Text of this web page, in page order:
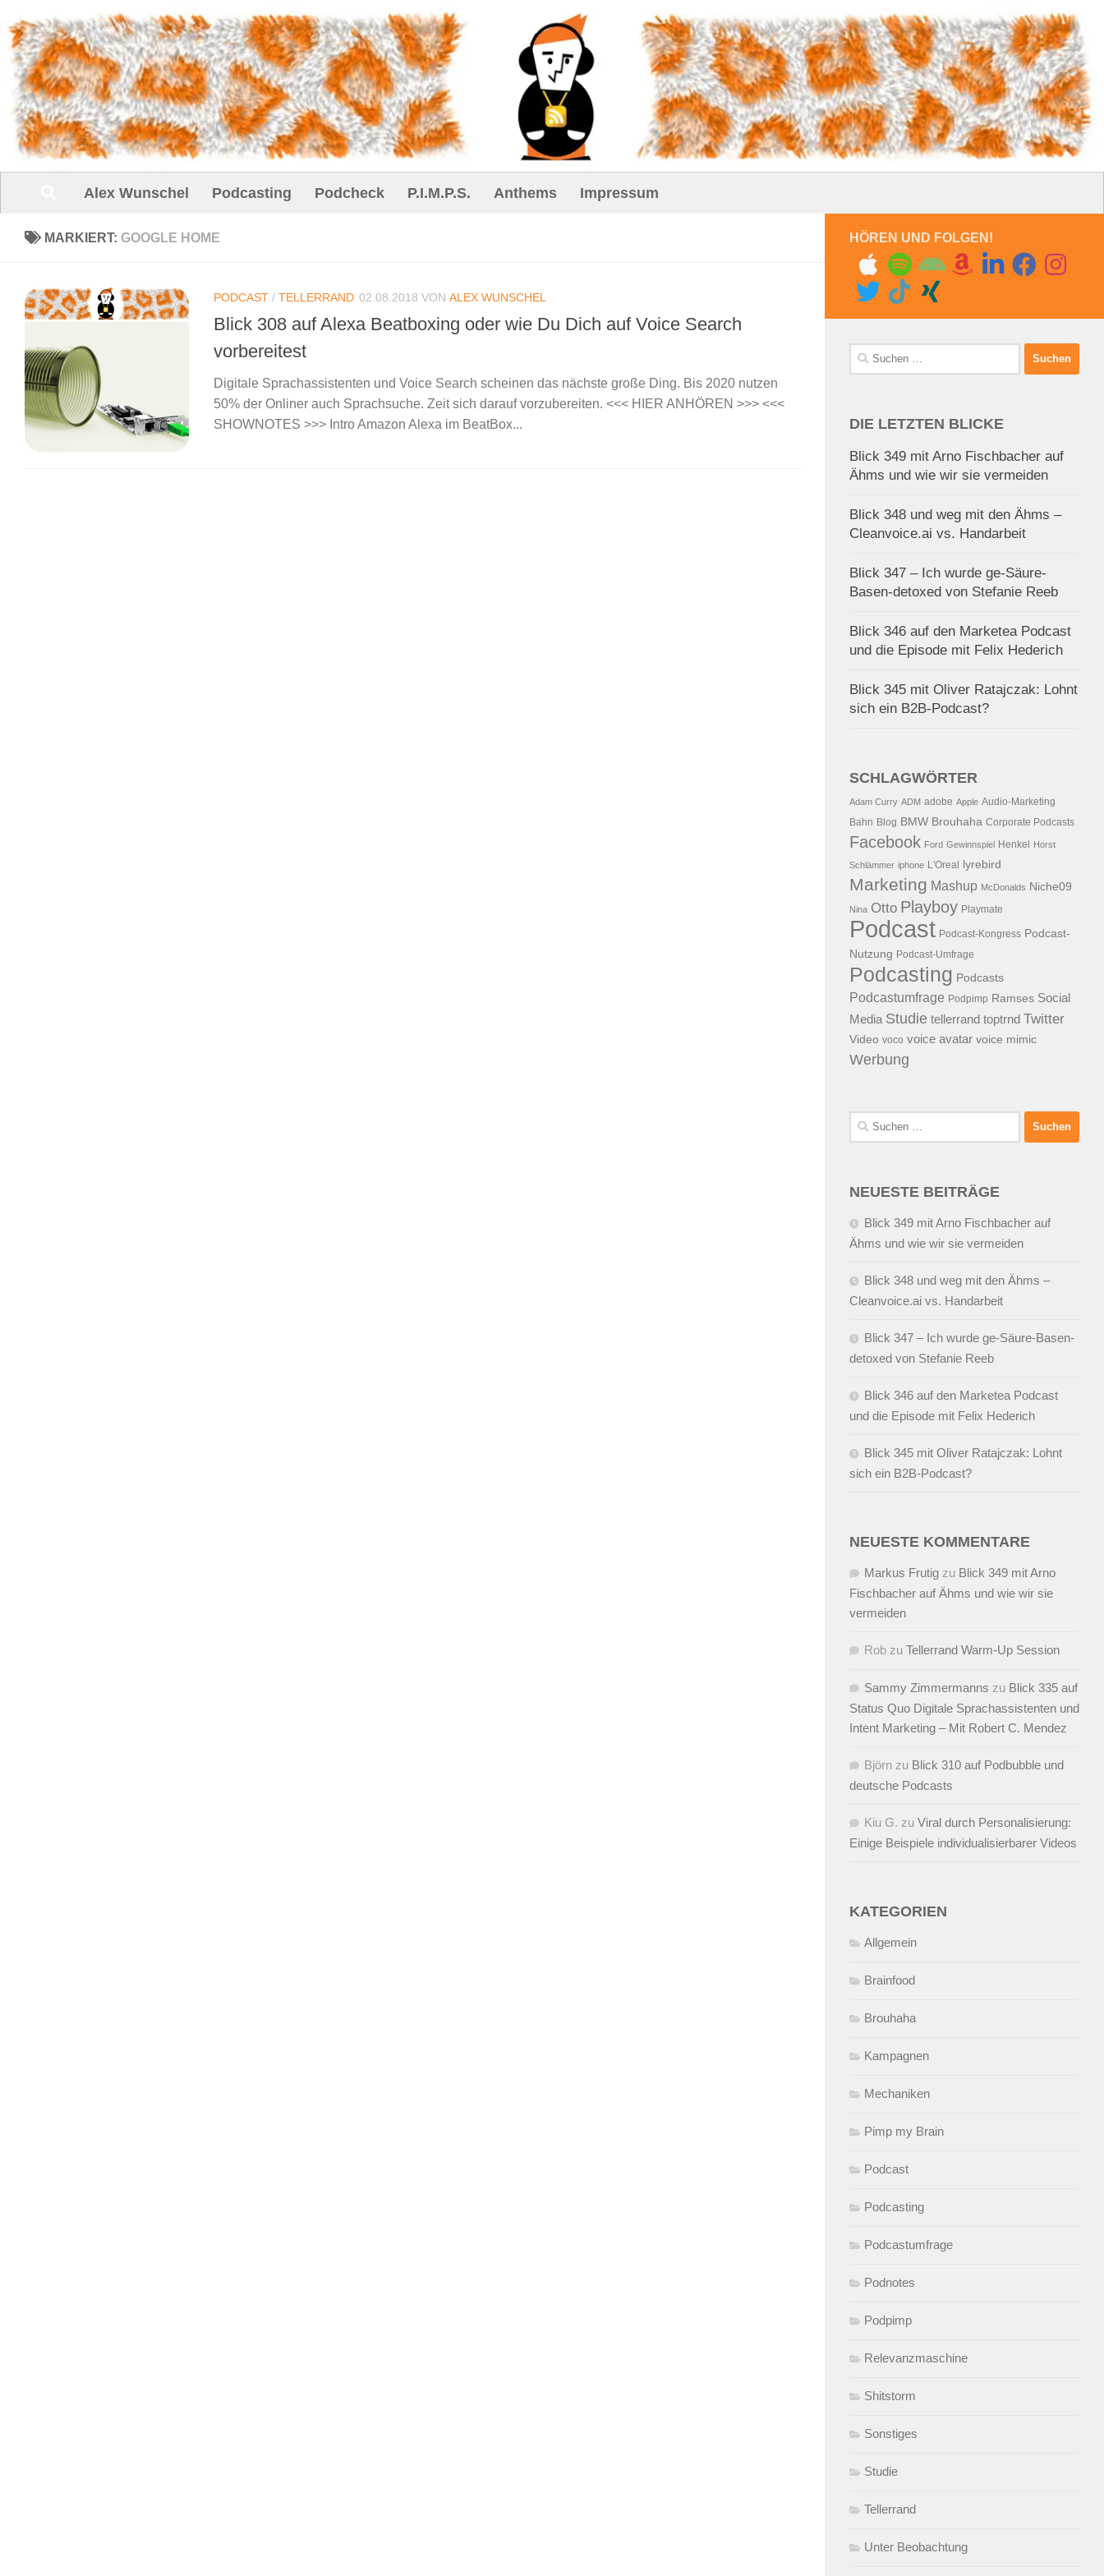
Unter dem Inhalt
Alex Wunschel Podcasting Podcheck P.I.M.P.S. Anthems Impressum
MARKIERT: GOOGLE HOME
PODCAST / TELLERRAND 02.08.2018 VON ALEX WUNSCHEL
Blick 308 auf Alexa Beatboxing oder wie Du Dich auf Voice Search
vorbereitest
Digitale Sprachassistenten und Voice Search scheinen das nächste große Ding. Bis 2020 nutzen
50% der Onliner auch Sprachsuche. Zeit sich darauf vorzubereiten. <<< HIER ANHÖREN >>> <<<
SHOWNOTES >>> Intro Amazon Alexa im BeatBox...
HÖREN UND FOLGEN!
Suchen
nach:
DIE LETZTEN BLICKE
Blick 349 mit Arno Fischbacher auf
Ähms und wie wir sie vermeiden
Blick 348 und weg mit den Ähms –
Cleanvoice.ai vs. Handarbeit
Blick 347 – Ich wurde ge-Säure-
Basen-detoxed von Stefanie Reeb
Blick 346 auf den Marketea Podcast
und die Episode mit Felix Hederich
Blick 345 mit Oliver Ratajczak: Lohnt
sich ein B2B-Podcast?
SCHLAGWÖRTER
Adam Curry ADM adobe Apple Audio-Marketing
Bahn Blog BMW Brouhaha Corporate Podcasts
Facebook Ford Gewinnspiel Henkel Horst
Schlämmer iphone L'Oreal lyrebird
Marketing Mashup McDonalds Niche09
Nina Otto Playboy Playmate
Podcast Podcast-Kongress Podcast-
Nutzung Podcast-Umfrage
Podcasting Podcasts
Podcastumfrage Podpimp Ramses Social
Media Studie tellerrand toptrnd Twitter
Video voco voice avatar voice mimic
Werbung
Suchen
nach:
NEUESTE BEITRÄGE
Blick 349 mit Arno Fischbacher auf
Ähms und wie wir sie vermeiden
Blick 348 und weg mit den Ähms –
Cleanvoice.ai vs. Handarbeit
Blick 347 – Ich wurde ge-Säure-Basen-
detoxed von Stefanie Reeb
Blick 346 auf den Marketea Podcast
und die Episode mit Felix Hederich
Blick 345 mit Oliver Ratajczak: Lohnt
sich ein B2B-Podcast?
NEUESTE KOMMENTARE
Markus Frutig zu Blick 349 mit Arno
Fischbacher auf Ähms und wie wir sie
vermeiden
Rob zu Tellerrand Warm-Up Session
Sammy Zimmermanns zu Blick 335 auf
Status Quo Digitale Sprachassistenten und
Intent Marketing – Mit Robert C. Mendez
Björn zu Blick 310 auf Podbubble und
deutsche Podcasts
Kiu G. zu Viral durch Personalisierung:
Einige Beispiele individualisierbarer Videos
KATEGORIEN
Allgemein
Brainfood
Brouhaha
Kampagnen
Mechaniken
Pimp my Brain
Podcast
Podcasting
Podcastumfrage
Podnotes
Podpimp
Relevanzmaschine
Shitstorm
Sonstiges
Studie
Tellerrand
Unter Beobachtung